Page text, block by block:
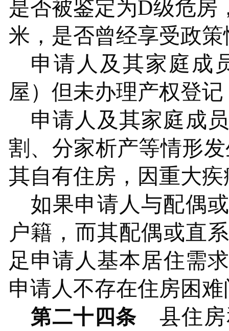
是否被鉴定为D级危房
米，是否曾经享受政
申请人及其家庭成
屋） 但未办理产权登
申请人及其家庭成
割、分家析产等情形
其自有住房，因重大
如果申请人与配偶
户籍，而其配偶或直
足申请人基本居住需
申请人不存在住房困
第二十四条 县住房